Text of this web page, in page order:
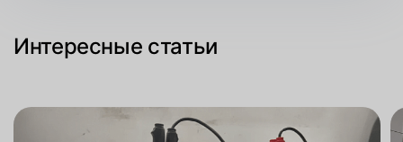
Интересные статьи